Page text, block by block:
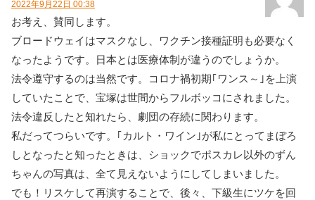
2022年9月22日 00:38
お考え、賛同します。
ブロードウェイはマスクなし、ワクチン接種証明も必要なく
なったようです。日本とは医療体制が違うのでしょうか。
法令遵守するのは当然です。コロナ禍初期｢ワンス～｣を上演
していたことで、宝塚は世間からフルボッコにされました。
法令違反したと知れたら、劇団の存続に関わります。
私だってつらいです。｢カルト・ワイン｣が私にとってまぼろ
しとなったと知ったときは、ショックでポスカレ以外のずん
ちゃんの写真は、全て見えないようにしてしまいました。
でも！リスケして再演することで、後々、下級生にツケを回